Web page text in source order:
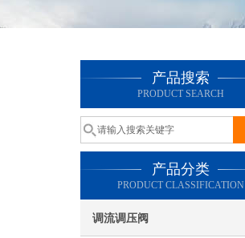
产品搜索
PRODUCT SEARCH
产品分类
PRODUCT CLASSIFICATION
调流调压阀